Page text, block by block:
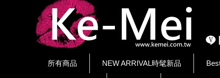
所有商品 NEW ARRIVAL時髦新品